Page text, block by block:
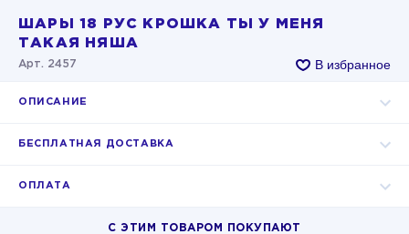
ШАРЫ 18 РУС КРОШКА ТЫ У МЕНЯ
ТАКАЯ НЯША
Арт. 2457 В избранное
ОПИСАНИЕ
БЕСПЛАТНАЯ ДОСТАВКА
ОПЛАТА
С ЭТИМ ТОВАРОМ ПОКУПАЮТ